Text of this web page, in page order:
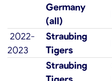
Germany
(all)
2022-
2023
Straubing
Tigers
Straubing